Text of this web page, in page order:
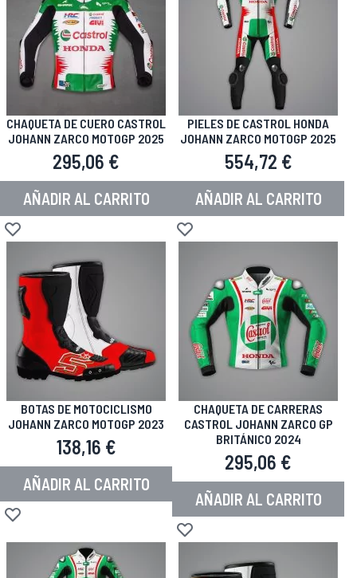
CHAQUETA DE CUERO CASTROL
JOHANN ZARCO MOTOGP 2025
295,06 €
AÑADIR AL CARRITO
Añadir a la Lista de Deseos
PIELES DE CASTROL HONDA
JOHANN ZARCO MOTOGP 2025
554,72 €
AÑADIR AL CARRITO
Añadir a la Lista de Deseos
BOTAS DE MOTOCICLISMO
JOHANN ZARCO MOTOGP 2023
138,16 €
AÑADIR AL CARRITO
Añadir a la Lista de Deseos
CHAQUETA DE CARRERAS
CASTROL JOHANN ZARCO GP
BRITÁNICO 2024
295,06 €
AÑADIR AL CARRITO
Añadir a la Lista de Deseos